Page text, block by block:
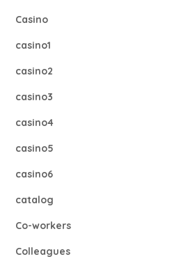
Casino
casino1
casino2
casino3
casino4
casino5
casino6
catalog
Co-workers
Colleagues